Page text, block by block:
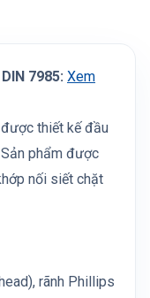
7985: Xem
thiết kế đầu
phẩm được
nối siết chặt
rãnh Phillips